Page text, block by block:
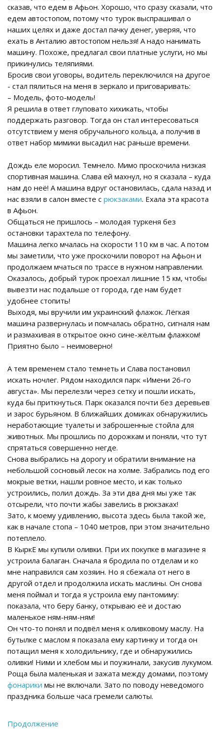
сказав, что едем в Афьон. Хорошо, что сразу сказали, что
едем автостопом, потому что турок выспрашивал о
наших целях и даже достал пачку денег, уверяя, что
ехать в Анталию автостопом нельзя! А надо нанимать
машину. Похоже, предлагал свои платные услуги, но мы
прикинулись теляпиями.
Бросив свои уговоры, водитель переключился на другое
- стал пялиться на меня в зеркало и приговаривать:
– Модель, фото-модель!
Я решила в ответ глуповато хихикать, чтобы
поддержать разговор. Тогда он стал интересоваться
отсутствием у меня обручального кольца, а получив в
ответ набор мимики высадил нас раньше времени.
Дождь еле моросил. Темнело. Мимо проскочила низкая
спортивная машина. Слава ей махнул, но я сказала – куда
нам до неё! А машина вдруг остановилась, сдала назад и
нас взяли в салон вместе с рюкзаками. Ехала эта красота
в Афьон.
Общаться не пришлось – молодая туркеня без
остановки тарахтела по телефону.
Машина легко мчалась на скорости 110 км в час. А потом
мы заметили, что уже проскочили поворот на Афьон и
продолжаем мчаться по трассе в нужном направлении.
Оказалось, добрый турок проехал лишние 15 км, чтобы
вывезти нас подальше от города, где нам будет
удобнее стопить!
Выходя, мы вручили им украинский флажок. Лёгкая
машина развернулась и помчалась обратно, сигналя нам
и размахивая в открытое окно сине-жёлтым флажком!
Приятно было – неимоверно!
А тем временем стало темнеть и Слава постановил
искать ночлег. Рядом находился парк «Имени 26-го
августа». Мы перелезли через сетку и пошли искать,
куда бы приткнуться. Парк оказался почти без деревьев
и зарос бурьяном. В ближайших домиках обнаружились
неработающие туалеты и заброшенные стойла для
животных. Мы прошлись по дорожкам и поняли, что тут
спрятаться совершенно негде.
Снова выбрались на дорогу и обратили внимание на
небольшой сосновый лесок на холме. Забрались под его
мокрые ветки, нашли ровное место, и как только
устроились, полил дождь. За эти два дня мы уже так
отсырели, что почти жабы завелись в рюкзаках!
Зато, к моему удивлению, высота здесь была такой же,
как в начале стопа – 1040 метров, при этом значительно
потеплело.
В КыркЕ мы купили оливки. При их покупке в магазине я
устроила балаган. Сначала я бродила по отделам и ко
мне направился сам хозяин. Но я сбежала от него в
другой отдел и продолжила искать маслины. Он снова
меня поймал и тогда я устроила ему пантомиму:
показала, что беру банку, открываю её и достаю
маленькое ням-ням-ням!
Он что-то понял и подвёл меня к оливковому маслу. На
бутылке с маслом я показала ему картинку и тогда он
потащил меня к холодильнику, где и обнаружились
оливки! Ними и хлебом мы и поужинали, закусив лукумом.
Роща была маленькая и зажата между домами, поэтому
фонарики мы не включали. Зато по поводу неведомого
праздника больше часа гремели салюты.
Продолжение